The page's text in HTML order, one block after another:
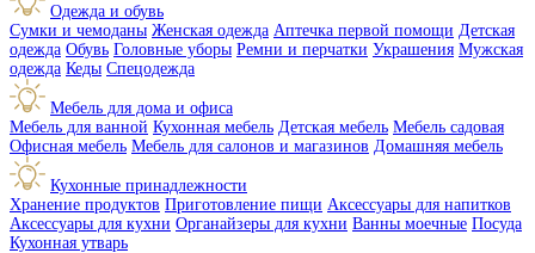
Одежда и обувь
Сумки и чемоданы Женская одежда Аптечка первой помощи Детская
одежда Обувь Головные уборы Ремни и перчатки Украшения Мужская
одежда Кеды Спецодежда
Мебель для дома и офиса
Мебель для ванной Кухонная мебель Детская мебель Мебель садовая
Офисная мебель Мебель для салонов и магазинов Домашняя мебель
Кухонные принадлежности
Хранение продуктов Приготовление пищи Аксессуары для напитков
Аксессуары для кухни Органайзеры для кухни Ванны моечные Посуда
Кухонная утварь